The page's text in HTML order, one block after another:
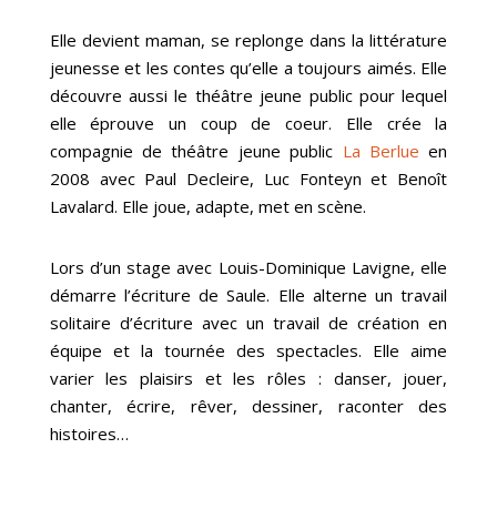
Elle devient maman, se replonge dans la littérature
jeunesse et les contes qu’elle a toujours aimés. Elle
découvre aussi le théâtre jeune public pour lequel
elle éprouve un coup de coeur. Elle crée la
compagnie de théâtre jeune public La Berlue en
2008 avec Paul Decleire, Luc Fonteyn et Benoît
Lavalard. Elle joue, adapte, met en scène.
Lors d’un stage avec Louis-Dominique Lavigne, elle
démarre l’écriture de Saule. Elle alterne un travail
solitaire d’écriture avec un travail de création en
équipe et la tournée des spectacles. Elle aime
varier les plaisirs et les rôles : danser, jouer,
chanter, écrire, rêver, dessiner, raconter des
histoires…